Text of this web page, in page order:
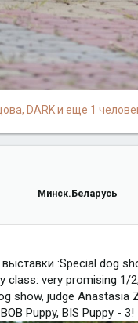
, DARKи еще 1
Минск.Беларусь
:Special dog
class: very promising 1/
show, judge Anastasia
Puppy, BIS Puppy - 3!